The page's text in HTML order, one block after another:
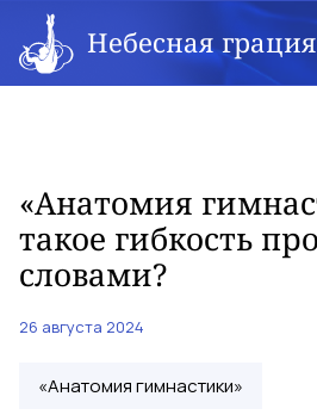
Небесная грация
«Анатомия
такое гибкость
словами?
26 августа 2024
«Анатомия гимнастики»